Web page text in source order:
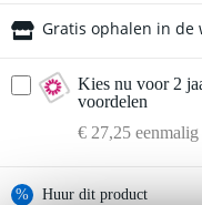
Gratis ophalen in de
Kies nu voor 2
voordelen
€ 27,25 eenmalig
% Huur dit product